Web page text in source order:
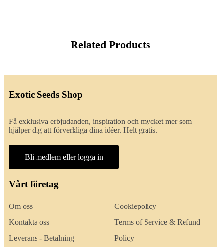
Related Products
Exotic Seeds Shop
Få exklusiva erbjudanden, inspiration och mycket mer som
hjälper dig att förverkliga dina idéer. Helt gratis.
Bli medlem eller logga in
Vårt företag
Om oss
Kontakta oss
Leverans - Betalning
Cookiepolicy
Terms of Service & Refund
Policy